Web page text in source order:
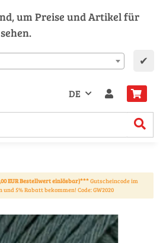
um Preise und Artikel für
✔
DE
EUR Bestellwert einlösbar)***Gutscheincode im
5% Rabatt bekommen! Code: GW2020